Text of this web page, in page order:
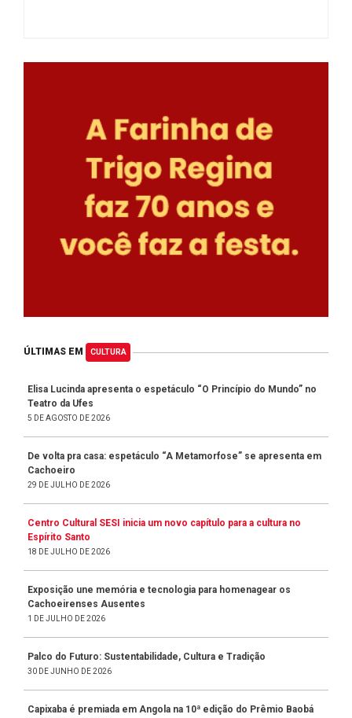
ÚLTIMAS EM CULTURA
Elisa Lucinda apresenta o espetáculo “O Princípio do Mundo” no
Teatro da Ufes
5 DE AGOSTO DE 2026
De volta pra casa: espetáculo “A Metamorfose” se apresenta em
Cachoeiro
29 DE JULHO DE 2026
Centro Cultural SESI inicia um novo capítulo para a cultura no
Espírito Santo
18 DE JULHO DE 2026
Exposição une memória e tecnologia para homenagear os
Cachoeirenses Ausentes
1 DE JULHO DE 2026
Palco do Futuro: Sustentabilidade, Cultura e Tradição
30 DE JUNHO DE 2026
Capixaba é premiada em Angola na 10ª edição do Prêmio Baobá